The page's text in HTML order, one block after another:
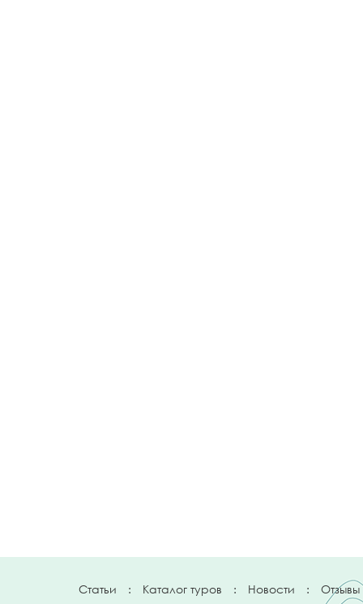
Статьи : Каталог туров : Новости : Отзывы